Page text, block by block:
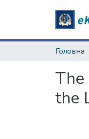
Головна
The
the